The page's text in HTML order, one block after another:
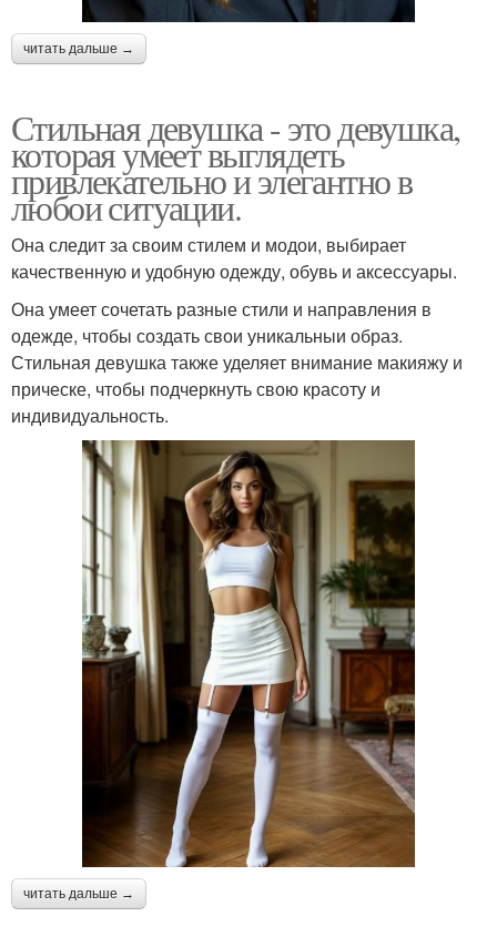
читать дальше →
Стильная девушка - это девушка,
которая умеет выглядеть
привлекательно и элегантно в
любои ситуации.
Она следит за своим стилем и модои, выбирает
качественную и удобную одежду, обувь и аксессуары.
Она умеет сочетать разные стили и направления в
одежде, чтобы создать свои уникальныи образ.
Стильная девушка также уделяет внимание макияжу и
прическе, чтобы подчеркнуть свою красоту и
индивидуальность.
читать дальше →